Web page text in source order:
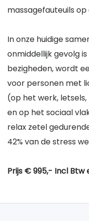
massagefauteuils
In onze huidige
onmiddellijk gevolg
bezigheden, wordt
voor personen met
(op het werk,
en op het sociaal
relax zetel
42% van de stress
Prijs € 995,- Incl Btw